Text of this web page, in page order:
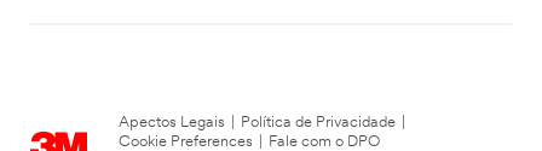
Apectos Legais Política de Privacidade
Cookie Preferences
Fale com o DPO